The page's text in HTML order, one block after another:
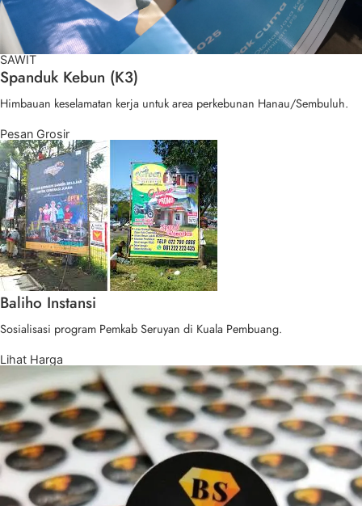
SAWIT
Spanduk Kebun (K3)
Himbauan keselamatan kerja untuk area perkebunan Hanau/Sembuluh.
Pesan Grosir
Baliho Instansi
Sosialisasi program Pemkab Seruyan di Kuala Pembuang.
Lihat Harga